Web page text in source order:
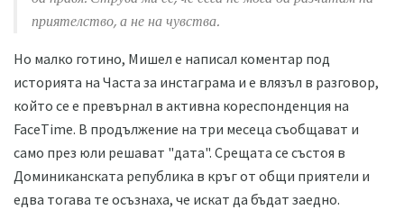
приятелство, а не на чувства.
Но малко готино, Мишел е написал коментар под
историята на Часта за инстаграма и е влязъл в разговор,
който се е превърнал в активна кореспонденция на
FaceTime. В продължение на три месеца съобщават и
само през юли решават "дата". Срещата се състоя в
Доминиканската република в кръг от общи приятели и
едва тогава те осъзнаха, че искат да бъдат заедно.